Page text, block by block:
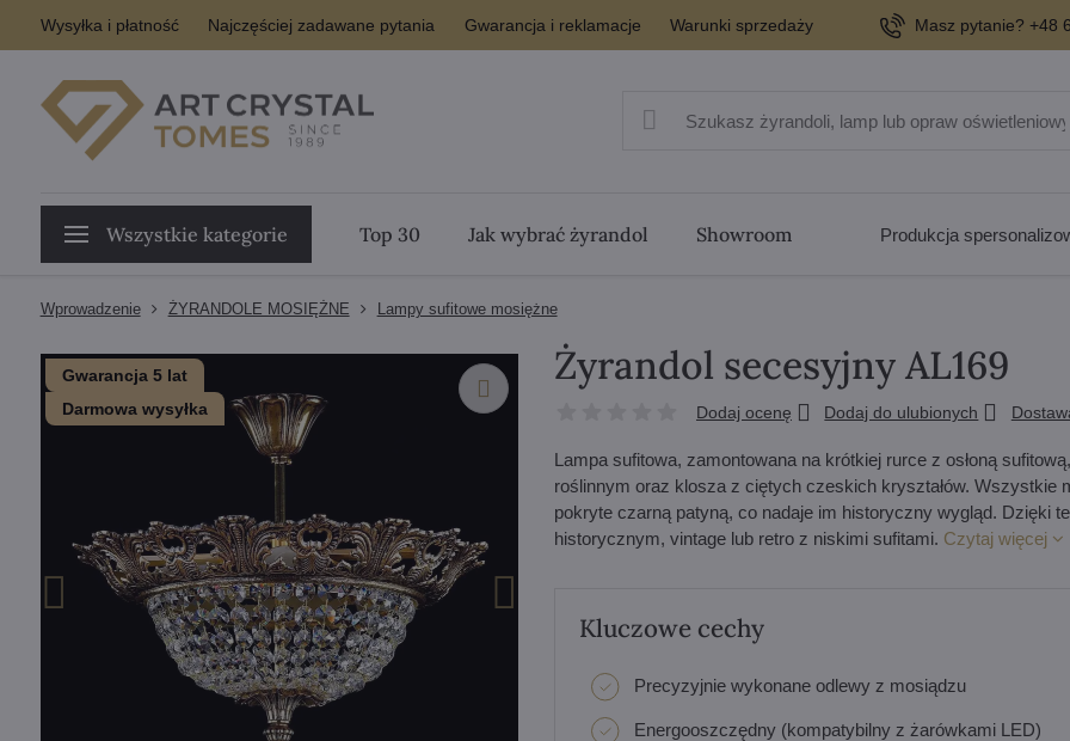
Wysyłka i płatność Najczęściej zadawane pytania Gwarancja i reklamacje Warunki sprzedaży Masz pytanie? +48
Wszystkie kategorie Top 30 Jak wybrać żyrandol Showroom Produkcja
Wprowadzenie ŻYRANDOLE MOSIĘŻNE Lampy sufitowe mosiężne
Gwarancja 5 lat
Darmowa wysyłka
Żyrandol secesyjny AL169
Dodaj ocenę Dodaj do ulubionych
Lampa sufitowa, zamontowana na krótkiej rurce z osłoną
roślinnym oraz klosza z ciętych czeskich kryształów. Wszystkie
pokryte czarną patyną, co nadaje im historyczny wygląd. Dzięki
historycznym, vintage lub retro z niskimi sufitami. Czytaj więcej
Kluczowe cechy
Precyzyjnie wykonane odlewy z mosiądzu
Energooszczędny (kompatybilny z żarówkami LED)